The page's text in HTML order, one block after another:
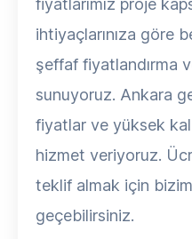
fiyatlarımız proje
ihtiyaçlarınıza göre
şeffaf fiyatlandırma
sunuyoruz. Ankara
fiyatlar ve yüksek
hizmet veriyoruz.
teklif almak için
geçebilirsiniz.